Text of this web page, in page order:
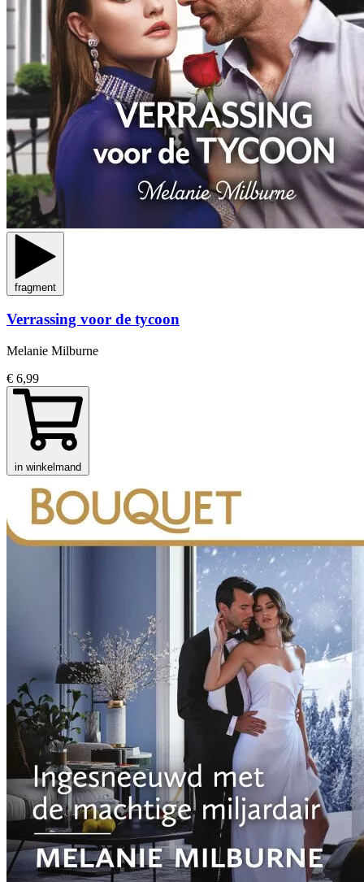
fragment
Verrassing voor de tycoon
Melanie Milburne
€ 6,99
in winkelmand